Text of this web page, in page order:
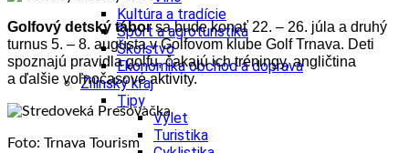
Kultúra a tradície
Šport a agroturistika
Školstvo
Ekonomika obchod a doprava
Žilinský kraj
Tipy
Výlet
Turistika
Golfový detský táborsa bude konať 22. – 26. júla a druhý
turnus 5. – 8. augusta v Golfovom klube Golf Trnava. Deti
spoznajú pravidla golfu, čakajú ich tréningy, angličtina
a ďalšie voľnočasové aktivity.
Foto: Trnava Tourism